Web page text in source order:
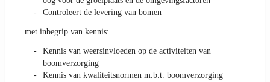
Controleert de levering van bomen
met inbegrip van kennis:
Kennis van weersinvloeden op de activiteiten van
boomverzorging
Kennis van kwaliteitsnormen m.b.t. boomverzorging